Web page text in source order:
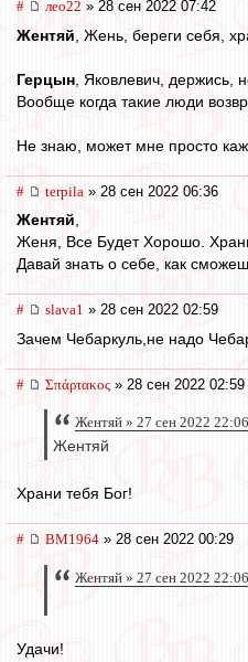
# лео22 » 28 сен 2022 07:42
Жентяй , Жень, береги себя,
Герцын , Яковлевич, держись,
Вообще когда такие люди
Не знаю, может мне просто
# terpila » 28 сен 2022 06:36
Жентяй,
Женя, Все Будет Хорошо.
Давай знать о себе, как
# slava1 » 28 сен 2022 02:59
Зачем Чебаркуль,не надо
# Σπάρτακος » 28 сен 2022 02:59
Жентяй » 27 сен 2022 22:06
Жентяй
Храни тебя Бог!
# BM1964 » 28 сен 2022 00:29
Жентяй » 27 сен 2022 22:06
Удачи!